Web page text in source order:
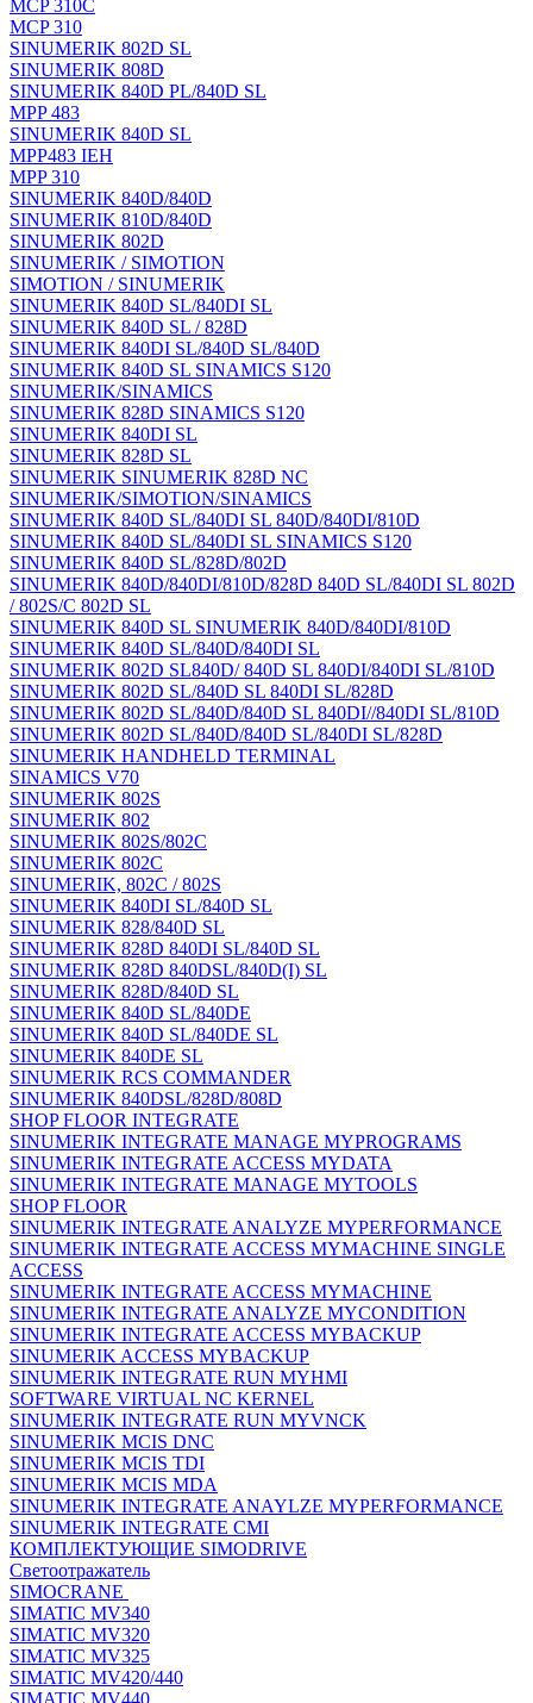
MCP 310C
MCP 310
SINUMERIK 802D SL
SINUMERIK 808D
SINUMERIK 840D PL/840D SL
MPP 483
SINUMERIK 840D SL
MPP483 IEH
MPP 310
SINUMERIK 840D/840D
SINUMERIK 810D/840D
SINUMERIK 802D
SINUMERIK / SIMOTION
SIMOTION / SINUMERIK
SINUMERIK 840D SL/840DI SL
SINUMERIK 840D SL / 828D
SINUMERIK 840DI SL/840D SL/840D
SINUMERIK 840D SL SINAMICS S120
SINUMERIK/SINAMICS
SINUMERIK 828D SINAMICS S120
SINUMERIK 840DI SL
SINUMERIK 828D SL
SINUMERIK SINUMERIK 828D NC
SINUMERIK/SIMOTION/SINAMICS
SINUMERIK 840D SL/840DI SL 840D/840DI/810D
SINUMERIK 840D SL/840DI SL SINAMICS S120
SINUMERIK 840D SL/828D/802D
SINUMERIK 840D/840DI/810D/828D 840D SL/840DI SL 802D
/ 802S/C 802D SL
SINUMERIK 840D SL SINUMERIK 840D/840DI/810D
SINUMERIK 840D SL/840D/840DI SL
SINUMERIK 802D SL840D/ 840D SL 840DI/840DI SL/810D
SINUMERIK 802D SL/840D SL 840DI SL/828D
SINUMERIK 802D SL/840D/840D SL 840DI//840DI SL/810D
SINUMERIK 802D SL/840D/840D SL/840DI SL/828D
SINUMERIK HANDHELD TERMINAL
SINAMICS V70
SINUMERIK 802S
SINUMERIK 802
SINUMERIK 802S/802C
SINUMERIK 802C
SINUMERIK, 802C / 802S
SINUMERIK 840DI SL/840D SL
SINUMERIK 828/840D SL
SINUMERIK 828D 840DI SL/840D SL
SINUMERIK 828D 840DSL/840D(I) SL
SINUMERIK 828D/840D SL
SINUMERIK 840D SL/840DE
SINUMERIK 840D SL/840DE SL
SINUMERIK 840DE SL
SINUMERIK RCS COMMANDER
SINUMERIK 840DSL/828D/808D
SHOP FLOOR INTEGRATE
SINUMERIK INTEGRATE MANAGE MYPROGRAMS
SINUMERIK INTEGRATE ACCESS MYDATA
SINUMERIK INTEGRATE MANAGE MYTOOLS
SHOP FLOOR
SINUMERIK INTEGRATE ANALYZE MYPERFORMANCE
SINUMERIK INTEGRATE ACCESS MYMACHINE SINGLE
ACCESS
SINUMERIK INTEGRATE ACCESS MYMACHINE
SINUMERIK INTEGRATE ANALYZE MYCONDITION
SINUMERIK INTEGRATE ACCESS MYBACKUP
SINUMERIK ACCESS MYBACKUP
SINUMERIK INTEGRATE RUN MYHMI
SOFTWARE VIRTUAL NC KERNEL
SINUMERIK INTEGRATE RUN MYVNCK
SINUMERIK MCIS DNC
SINUMERIK MCIS TDI
SINUMERIK MCIS MDA
SINUMERIK INTEGRATE ANAYLZE MYPERFORMANCE
SINUMERIK INTEGRATE CMI
КОМПЛЕКТУЮЩИЕ SIMODRIVE
Светоотражатель
SIMOCRANE
SIMATIC MV340
SIMATIC MV320
SIMATIC MV325
SIMATIC MV420/440
SIMATIC MV440